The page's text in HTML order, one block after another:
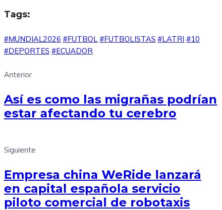
Tags:
#MUNDIAL2026 #FUTBOL #FUTBOLISTAS #LATRI #10
#DEPORTES #ECUADOR
Anterior
Así es como las migrañas podrían
estar afectando tu cerebro
Siguiente
Empresa china WeRide lanzará
en capital española servicio
piloto comercial de robotaxis